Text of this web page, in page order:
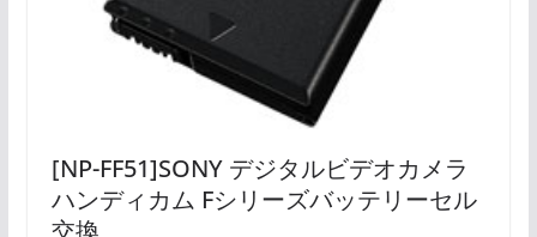
[NP-FF51]SONY デジタルビデオカメラ
ハンディカム Fシリーズバッテリーセル
交換